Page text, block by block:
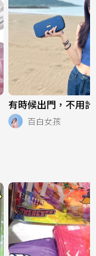
有時候出門，不用
百白女孩